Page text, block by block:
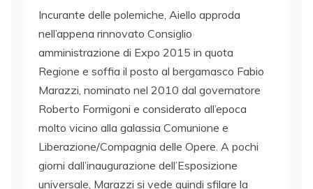
Incurante delle polemiche, Aiello approda
nell’appena rinnovato Consiglio
amministrazione di Expo 2015 in quota
Regione e soffia il posto al bergamasco Fabio
Marazzi, nominato nel 2010 dal governatore
Roberto Formigoni e considerato all’epoca
molto vicino alla galassia Comunione e
Liberazione/Compagnia delle Opere. A pochi
giorni dall’inaugurazione dell’Esposizione
universale, Marazzi si vede quindi sfilare la